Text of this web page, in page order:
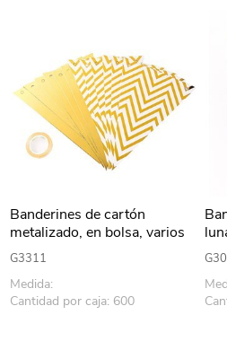
Banderines de cartón
metalizado, en bolsa, varios
diseños
G3311
Medida:
Cantidad por caja: 600